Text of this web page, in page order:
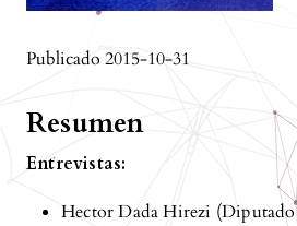
Publicado 2015-10-31
Resumen
Entrevistas:
Hector Dada Hirezi